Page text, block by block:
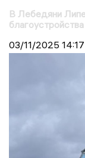
В Лебедяни
03/11/2025 14:17